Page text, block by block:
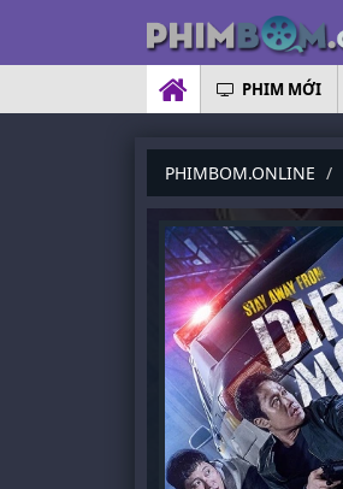
PHIM MỚI
PHIMBOM.ONLINE